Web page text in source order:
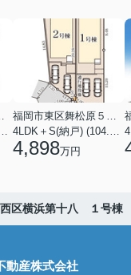
4,898万円
区横浜第十八 １号棟
産株式会社